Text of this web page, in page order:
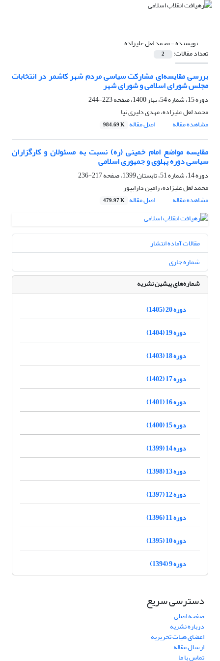
نویسنده =محمد لعل علیزاده
تعداد مقالات: 2
بررسی مقایسه‌ای مشارکت سیاسی مردم شهر کاشمر در انتخابات
مجلس شورای اسلامی و شورای شهر
دوره 15، شماره 54، بهار 1400، صفحه
223-244
محمد لعل علیزاده، مهدی دلیری نیا
مشاهده مقاله
اصل مقاله 984.69 K
مقایسه مواضع امام خمینی (ره) نسبت به مسئولان و کارگزاران
سیاسی دوره پهلوی و جمهوری اسلامی
دوره 14، شماره 51، تابستان 1399، صفحه
217-236
محمد لعل علیزاده، رامین دارابپور
مشاهده مقاله
اصل مقاله 479.97 K
مقالات آماده انتشار
شماره جاری
شماره‌های پیشین نشریه
دوره 20 (1405)
دوره 19 (1404)
دوره 18 (1403)
دوره 17 (1402)
دوره 16 (1401)
دوره 15 (1400)
دوره 14 (1399)
دوره 13 (1398)
دوره 12 (1397)
دوره 11 (1396)
دوره 10 (1395)
دوره 9 (1394)
دسترسی سریع
صفحه اصلی
درباره نشریه
اعضای هیات تحریریه
ارسال مقاله
تماس با ما